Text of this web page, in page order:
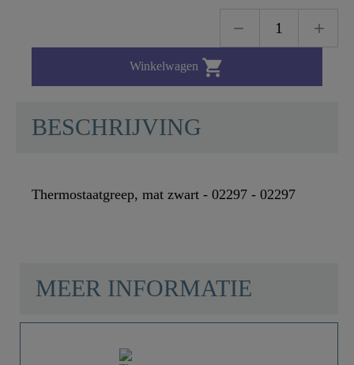
Winkelwagen 
BESCHRIJVING
Thermostaatgreep, mat zwart - 02297 - 02297
MEER INFORMATIE